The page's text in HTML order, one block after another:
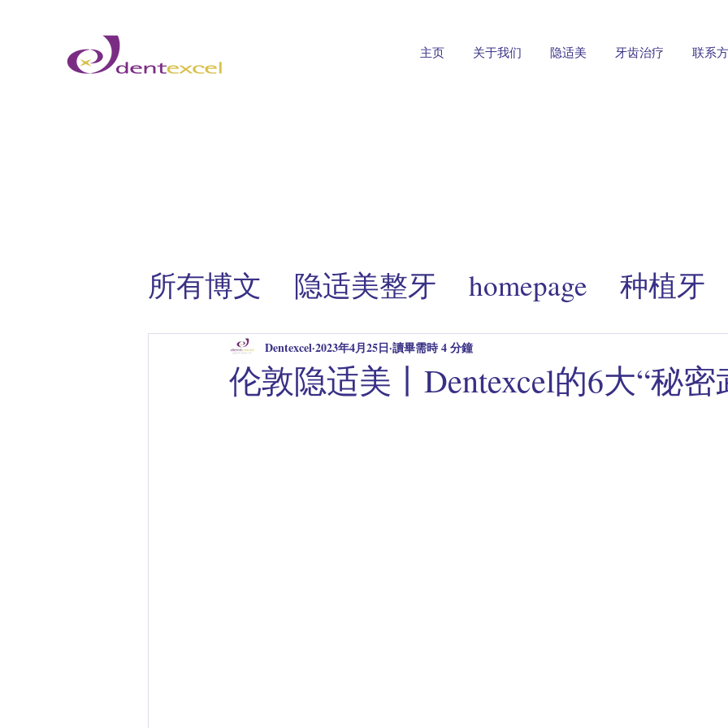
主页 关于我们 隐适美 牙齿治疗 联系
所有博文 隐适美整牙 homepage
种植牙
隐适美案例分享
implant cases
伦敦隐适美丨Dentexcel的6大“秘密
Dentexcel2023年4月25日 讀畢需時 4 分鐘